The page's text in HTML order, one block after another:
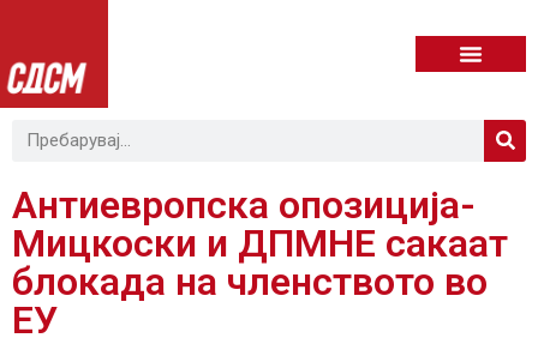
Антиевропска опозиција-
Мицкоски и ДПМНЕ сакаат
блокада на членството во
ЕУ